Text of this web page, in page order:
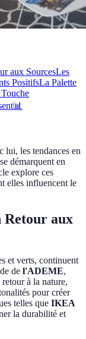
aux SourcesLes
PositifsLa Palette
📊
lui, les tendances en
démarquent en
explore ces
elles influencent le
Retour aux
et verts, continuent
de l'ADEME,
à la nature,
pour créer
telles que IKEA
la durabilité et